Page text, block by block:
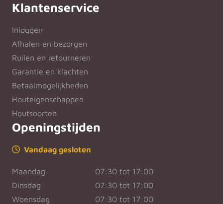
Klantenservice
Inloggen
Afhalen en bezorgen
Ruilen en retourneren
Garantie en klachten
Betaalmogelijkheden
Houteigenschappen
Houtsoorten
Openingstijden
Vandaag gesloten
Maandag
07:30 tot 17:00
Dinsdag
07:30 tot 17:00
Woensdag
07:30 tot 17:00